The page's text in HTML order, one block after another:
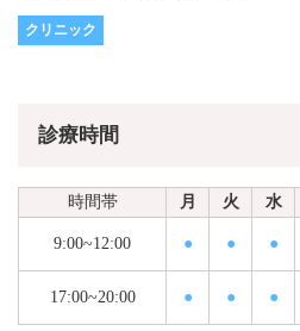
クリニック
診療時間
時間帯 月 火 水
9:00~12:00 ● ● ●
17:00~20:00 ● ● ●